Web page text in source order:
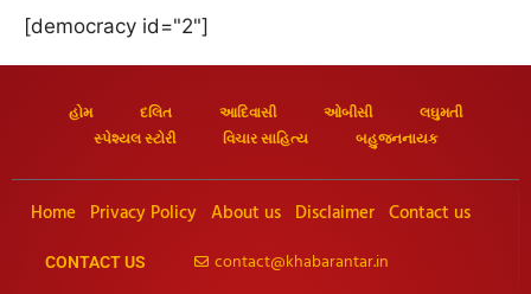
[democracy id="2"]
હોમ દલિત આદિવાસી ઓબીસી
લઘુમતી
સ્પેશ્યલ સ્ટોરી
વિચાર સાહિત્ય બહુજનનાયક
Home Privacy Policy About us Disclaimer Contact us
CONTACT US contact@khabarantar.in